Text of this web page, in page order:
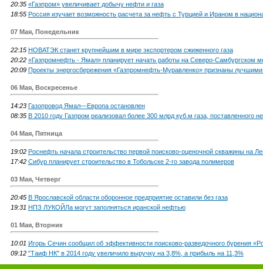
20:35 «Газпром» увеличивает добычу нефти и газа
18:55 Россия изучает возможность расчета за нефть с Турцией и Ираном в
07 Мая, Понедельник
22:15 НОВАТЭК станет крупнейшим в мире экспортером сжиженного газа
20:22 «Газпромнефть - Ямал» планирует начать работы на Северо-Самбургском
20:09 Проекты энергосбережения «Газпромнефть-Муравленко» признаны
06 Мая, Воскресенье
14:23 Газопровод Ямал—Европа остановлен
08:35 В 2010 году Газпром реализовал более 300 млрд куб.м газа, поставленного
04 Мая, Пятница
19:02 Роснефть начала строительство первой поисково-оценочной скважины на
17:42 Сибур планирует строительство в Тобольске 2-го завода полимеров
03 Мая, Четверг
20:45 В Ярославской области оборонное предприятие оставили без газа
19:31 НПЗ ЛУКОЙЛа могут заполняться иранской нефтью
01 Мая, Вторник
10:01 Игорь Сечин сообщил об эффективности поисково-разведочного бурения
09:12 "Таиф НК" в 2014 году увеличило выручку на 3,8%, а прибыль на 11,3%